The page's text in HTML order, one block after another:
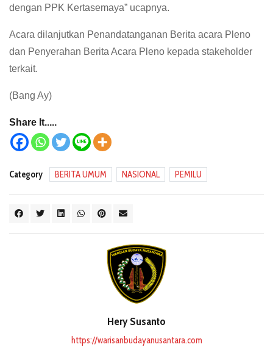
dengan PPK Kertasemaya” ucapnya.
Acara dilanjutkan Penandatanganan Berita acara Pleno
dan Penyerahan Berita Acara Pleno kepada stakeholder
terkait.
(Bang Ay)
Share It.....
Category BERITA UMUM NASIONAL PEMILU
Hery Susanto
https://warisanbudayanusantara.com